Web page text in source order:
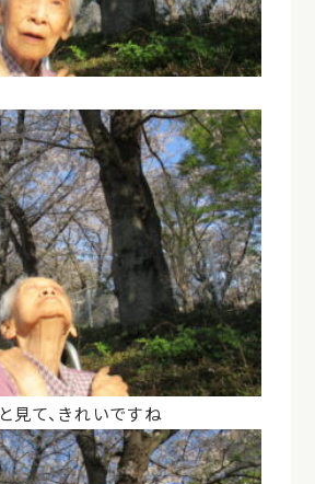
と見て、きれいですね